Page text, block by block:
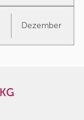
Dezember